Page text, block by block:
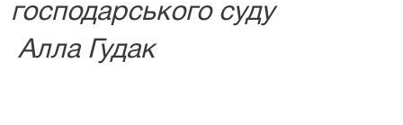
господарського суду
Алла Гудак